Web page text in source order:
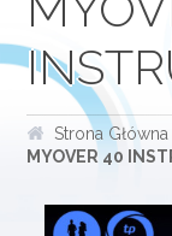
Strona Główna
MYOVER 40